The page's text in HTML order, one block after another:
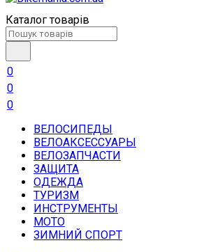
Каталог товарів
0
0
0
ВЕЛОСИПЕДЫ
ВЕЛОАКСЕССУАРЫ
ВЕЛОЗАПЧАСТИ
ЗАЩИТА
ОДЕЖДА
ТУРИЗМ
ИНСТРУМЕНТЫ
МОТО
ЗИМНИЙ СПОРТ